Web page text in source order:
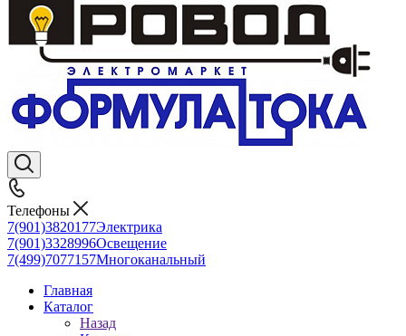
Телефоны
7(901)3820177Электрика
7(901)3328996Освещение
7(499)7077157Многоканальный
Главная
Каталог
Назад